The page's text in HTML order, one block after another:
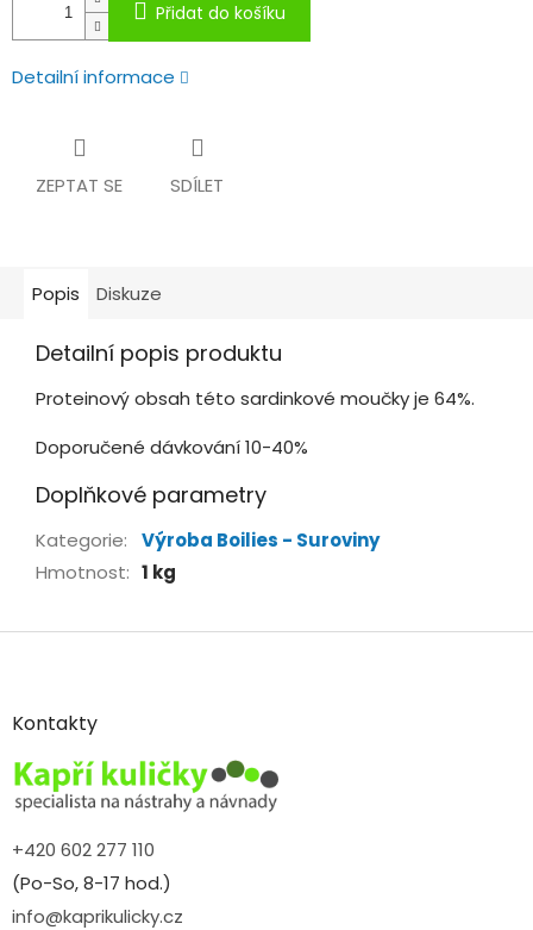
Přidat do košíku
Detailní informace
ZEPTAT SE SDÍLET
Popis Diskuze
Detailní popis produktu
Proteinový obsah této sardinkové moučky je 64%.
Doporučené dávkování 10-40%
Doplňkové parametry
Kategorie:
Výroba Boilies - Suroviny
Hmotnost: 1 kg
Z
aKontakty
+420 602 277 110
(Po-So, 8-17 hod.)
info@kaprikulicky.cz